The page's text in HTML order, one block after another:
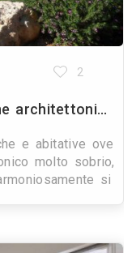
2
Contemporaneo – espressione architettonica rinascimentale rivisitata in chiave contemporanea.
e abitative ove
molto sobrio,
si